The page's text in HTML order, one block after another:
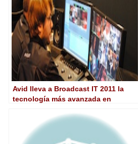
Avid lleva a Broadcast IT 2011 la
tecnología más avanzada en